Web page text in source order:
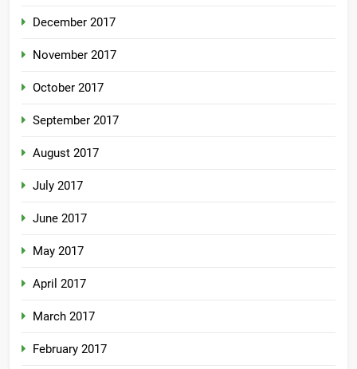
December 2017
November 2017
October 2017
September 2017
August 2017
July 2017
June 2017
May 2017
April 2017
March 2017
February 2017